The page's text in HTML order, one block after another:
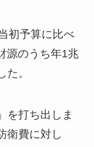
初予算に比べ
源のうち年1兆
。
を打ち出しま
衛費に対し